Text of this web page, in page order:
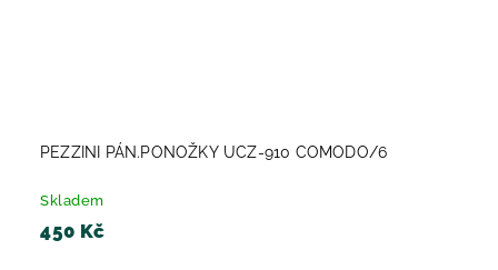
PEZZINI PÁN.PONOŽKY UCZ-910 COMODO/6
Skladem
450 Kč